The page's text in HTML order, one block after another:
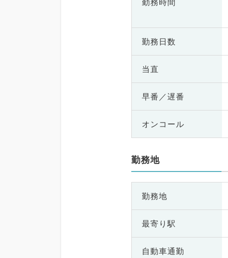
勤務時間
勤務日数
当直
早番／遅番
オンコール
勤務地
勤務地
最寄り駅
自動車通勤